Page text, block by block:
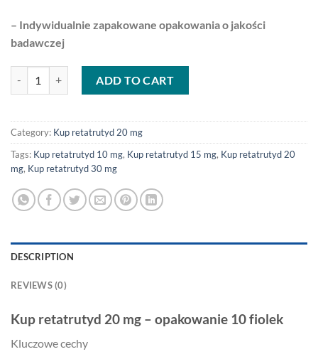
– Indywidualnie zapakowane opakowania o jakości
badawczej
ADD TO CART
Category: Kup retatrutyd 20 mg
Tags: Kup retatrutyd 10 mg, Kup retatrutyd 15 mg, Kup retatrutyd 20
mg, Kup retatrutyd 30 mg
DESCRIPTION
REVIEWS (0)
Kup retatrutyd 20 mg – opakowanie 10 fiolek
Kluczowe cechy